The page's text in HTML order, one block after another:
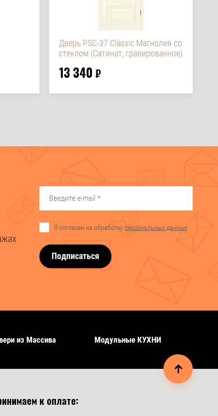
Дверь PSC-37 Classic Магнолия со
стеклом (Сатинат, гравированное)
13 340 ₽
Я согласен на обработку персональных данных
Подписаться
из Массива Модульные КУХНИ
к оплате: